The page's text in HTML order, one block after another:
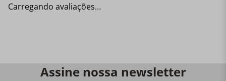
Carregando avaliações…
Assine nossa newsletter